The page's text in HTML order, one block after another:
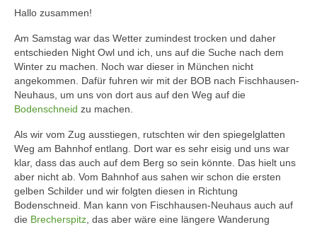
Hallo zusammen!
Am Samstag war das Wetter zumindest trocken und daher
entschieden Night Owl und ich, uns auf die Suche nach dem
Winter zu machen. Noch war dieser in München nicht
angekommen. Dafür fuhren wir mit der BOB nach Fischhausen-
Neuhaus, um uns von dort aus auf den Weg auf die
Bodenschneid zu machen.
Als wir vom Zug ausstiegen, rutschten wir den spiegelglatten
Weg am Bahnhof entlang. Dort war es sehr eisig und uns war
klar, dass das auch auf dem Berg so sein könnte. Das hielt uns
aber nicht ab. Vom Bahnhof aus sahen wir schon die ersten
gelben Schilder und wir folgten diesen in Richtung
Bodenschneid. Man kann von Fischhausen-Neuhaus auch auf
die Brecherspitz, das aber wäre eine längere Wanderung